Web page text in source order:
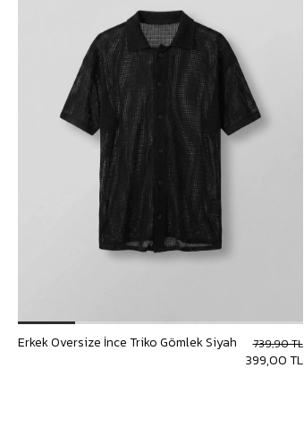
Erkek Oversize İnce Triko Gömlek Siyah
399,00 TL
739,90 TL